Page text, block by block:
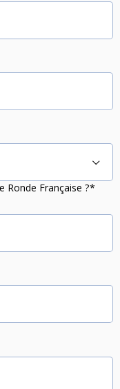
Ronde Française ?*